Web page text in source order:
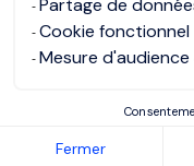
Partage de
Cookie fonctionnel
Mesure
Fermer
co